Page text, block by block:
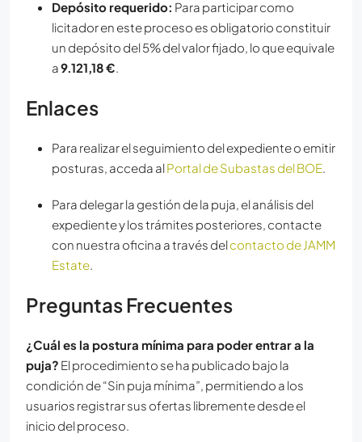
Depósito requerido: Para participar como
licitador en este proceso es obligatorio constituir
un depósito del 5% del valor fijado, lo que equivale
a9.121,18 €.
Enlaces
Para realizar el seguimiento del expediente o emitir
posturas, acceda alPortal de Subastas del BOE.
Para delegar la gestión de la puja, el análisis del
expediente y los trámites posteriores, contacte
con nuestra oficina a través delcontacto de JAMM
Estate.
Preguntas Frecuentes
¿Cuál es la postura mínima para poder entrar a la
puja? El procedimiento se ha publicado bajo la
condición de “Sin puja mínima”, permitiendo a los
usuarios registrar sus ofertas libremente desde el
inicio del proceso.